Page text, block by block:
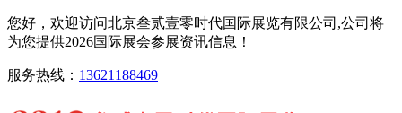
您好，欢迎访问北京叁贰壹零时代国际展览有限公司,公司将
为您提供2026国际展会参展资讯信息！
服务热线： 13621188469